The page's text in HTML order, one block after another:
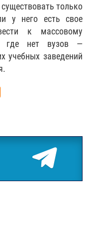
только
у него есть свое
к массовому
где нет вузов —
учебных заведений